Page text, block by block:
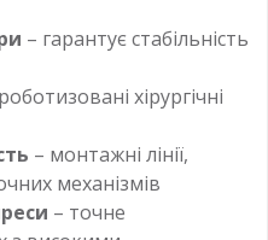
– гарантує стабільність
хірургічні
– монтажні лінії,
механізмів
– точне